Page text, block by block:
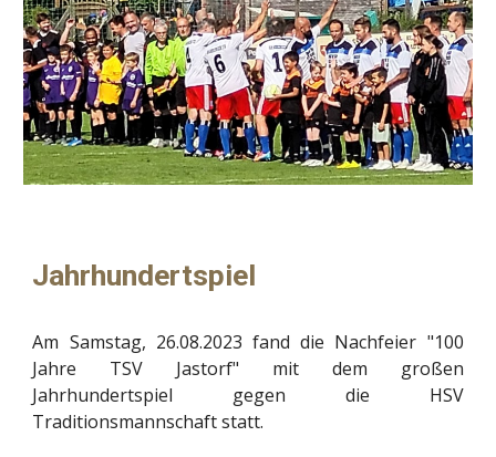
Jahrhundertspiel
Am Samstag, 26.08.2023 fand die Nachfeier "100
Jahre TSV Jastorf" mit dem großen
Jahrhundertspiel gegen die HSV
Traditionsmannschaft statt.